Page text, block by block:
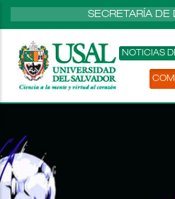
SECRETARÍA DE
NOTICIAS